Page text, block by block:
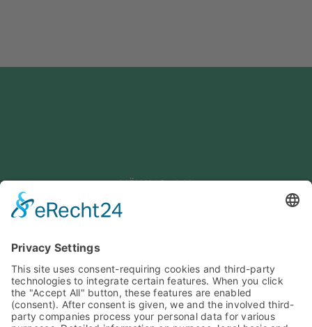
VÖWA GmbH
Haunstetter Str. 4
86399 Bobingen
Telefono: +49 8234 96 56 -0
E-Mail: info@voewa.de